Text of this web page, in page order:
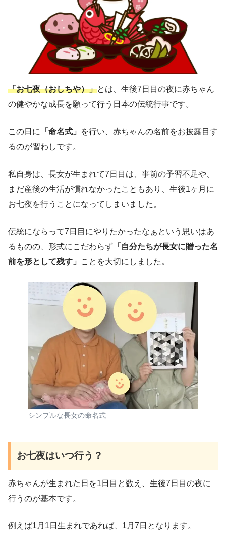
「お七夜（おしちや）」とは、生後7日目の夜に赤ちゃん
の健やかな成長を願って行う日本の伝統行事です。
この日に 「命名式」 を行い、赤ちゃんの名前をお披露目す
るのが習わしです。
私自身は、長女が生まれて7日目は、事前の予習不足や、
まだ産後の生活が慣れなかったこともあり、生後1ヶ月に
お七夜を行うことになってしまいました。
伝統にならって7日目にやりたかったなぁという思いはあ
るものの、形式にこだわらず 「自分たちが長女に贈った名
前を形として残す」 ことを大切にしました。
シンプルな長女の命名式
お七夜はいつ行う？
赤ちゃんが生まれた日を1日目と数え、生後7日目の夜に
行うのが基本です。
例えば1月1日生まれであれば、1月7日となります。